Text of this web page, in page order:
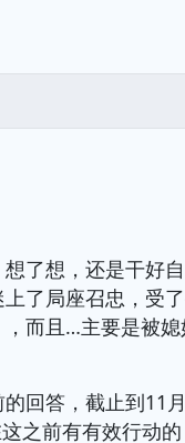
了想，还是干好
了局座召忠，受
而且…主要是被
回答，截止到11
之前有有效行动